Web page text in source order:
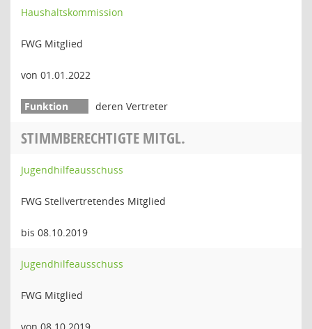
Haushaltskommission
FWG Mitglied
von 01.01.2022
deren Vertreter
STIMMBERECHTIGTE MITGL.
Jugendhilfeausschuss
FWG Stellvertretendes Mitglied
bis 08.10.2019
Jugendhilfeausschuss
FWG Mitglied